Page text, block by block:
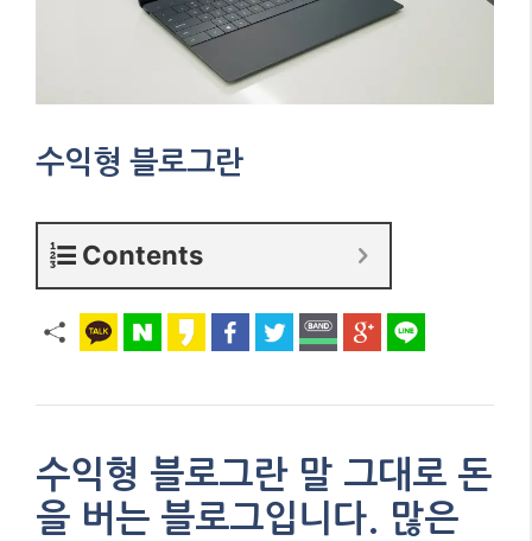
수익형 블로그란
Contents
수익형 블로그란 말 그대로 돈
을 버는 블로그입니다. 많은